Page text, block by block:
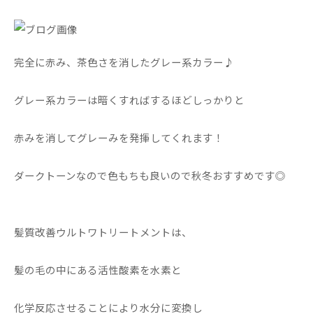
完全に赤み、茶色さを消したグレー系カラー♪
グレー系カラーは暗くすればするほどしっかりと
赤みを消してグレーみを発揮してくれます！
ダークトーンなので色もちも良いので秋冬おすすめです◎
髪質改善ウルトワトリートメントは、
髪の毛の中にある活性酸素を水素と
化学反応させることにより水分に変換し